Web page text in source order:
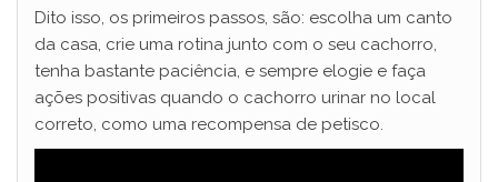
Dito isso, os primeiros passos, são: escolha um canto
da casa, crie uma rotina junto com o seu cachorro,
tenha bastante paciência, e sempre elogie e faça
ações positivas quando o cachorro urinar no local
correto, como uma recompensa de petisco.